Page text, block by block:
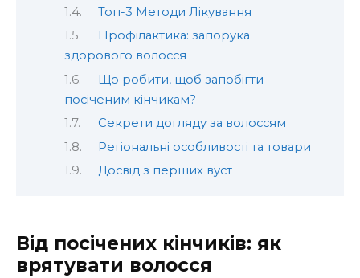
Топ-3 Методи Лікування
Профілактика: запорука
здорового волосся
Що робити, щоб запобігти
посіченим кінчикам?
Секрети догляду за волоссям
Регіональні особливості та товари
Досвід з перших вуст
Від посічених кінчиків: як
врятувати волосся